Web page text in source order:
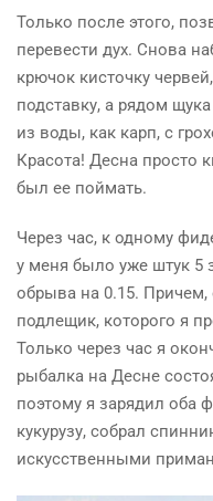
Только после этого,
перевести дух. Снова
крючок кисточку
подставку, а рядом
из воды, как карп, с
Красота! Десна просто
был ее поймать.
Через час, к одному
у меня было уже штук 5
обрыва на 0.15.
подлещик, которого я
Только через час я
рыбалка на Десне
поэтому я зарядил оба
кукурузу, собрал
искусственными